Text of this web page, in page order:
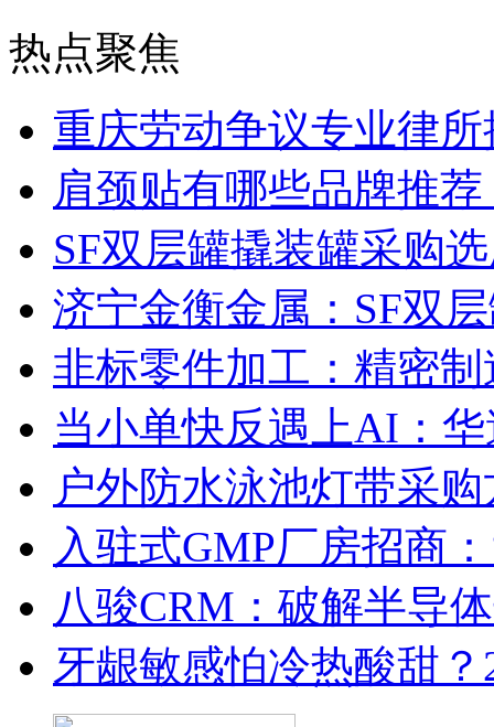
热点聚焦
重庆劳动争议专业律
肩颈贴有哪些品牌推
SF双层罐撬装罐采购
济宁金衡金属：SF双
非标零件加工：精密
当小单快反遇上AI：
户外防水泳池灯带采
入驻式GMP厂房招商
八骏CRM：破解半导
牙龈敏感怕冷热酸甜